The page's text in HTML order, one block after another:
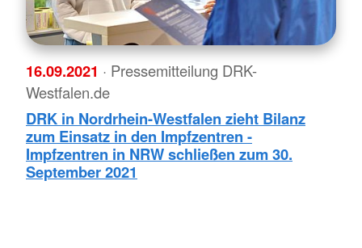
16.09.2021 · Pressemitteilung DRK-
Westfalen.de
DRK in Nordrhein-Westfalen zieht Bilanz
zum Einsatz in den Impfzentren -
Impfzentren in NRW schließen zum 30.
September 2021